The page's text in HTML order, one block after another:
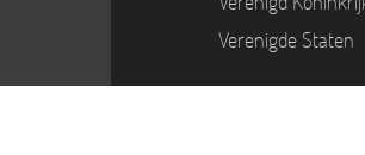
Verenigde Staten